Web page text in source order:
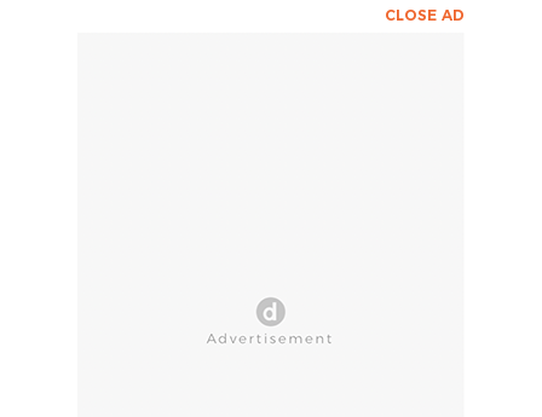
CLOSE AD